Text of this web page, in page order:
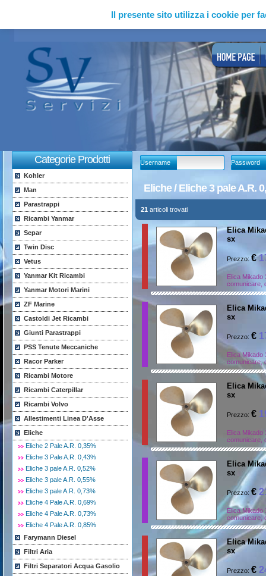
Il presente sito utilizza i cookie per
Categorie Prodotti
Kohler
Man
Parastrappi
Ricambi Yanmar
Separ
Twin Disc
Vetus
Yanmar Kit Ricambi
Yanmar Motori Marini
ZF Marine
Castoldi Jet Ricambi
Giunti Parastrappi
PSS Tenute Meccaniche
Racor Parker
Ricambi Motore
Ricambi Caterpillar
Ricambi Volvo
Allestimenti Linea D'Asse
Eliche
Eliche 2 Pale A.R. 0,35%
Eliche 3 Pale A.R. 0,43%
Eliche 3 pale A.R. 0,52%
Eliche 3 pale A.R. 0,55%
Eliche 3 pale A.R. 0,73%
Eliche 4 Pale A.R. 0,69%
Eliche 4 Pale A.R. 0,73%
Eliche 4 Pale A.R. 0,85%
Farymann Diesel
Filtri Aria
Filtri Separatori Acqua Gasolio
Username Password
Eliche / Eliche 3 pale A.R.
21 articoli trovati
Elica
sx
Prezzo: €
Elica Mikado
comunicare,
Elica
sx
Prezzo: €
Elica Mikado
comunicare,
Elica
sx
Prezzo: €
Elica Mikado
comunicare,
Elica
sx
Prezzo: €
Elica Mikado
comunicare,
Elica
sx
Prezzo: €